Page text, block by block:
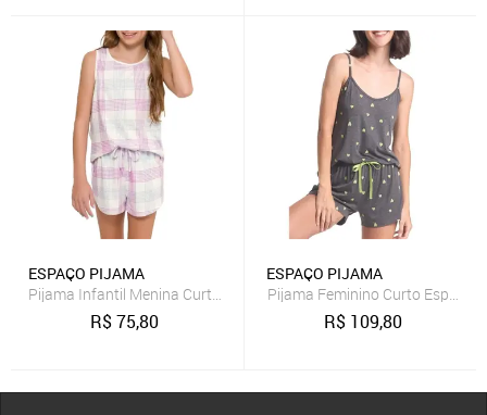
ESPAÇO PIJAMA
Pijama Infantil Menina Curto Espaço Pijama 4050025
R$75,80
ESPAÇO PIJAMA
Pijama Feminino Curto Espaço
R$ 109,80